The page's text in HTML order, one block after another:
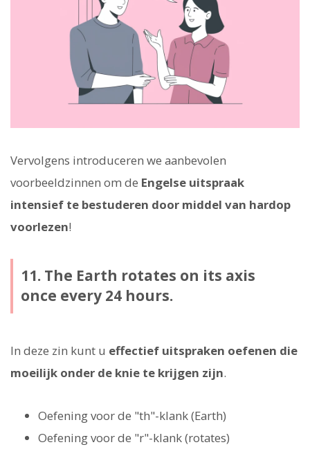
Vervolgens introduceren we aanbevolen
voorbeeldzinnen om de Engelse uitspraak
intensief te bestuderen door middel van hardop
voorlezen!
11. The Earth rotates on its axis
once every 24 hours.
In deze zin kunt u effectief uitspraken oefenen die
moeilijk onder de knie te krijgen zijn.
Oefening voor de "th"-klank (Earth)
Oefening voor de "r"-klank (rotates)